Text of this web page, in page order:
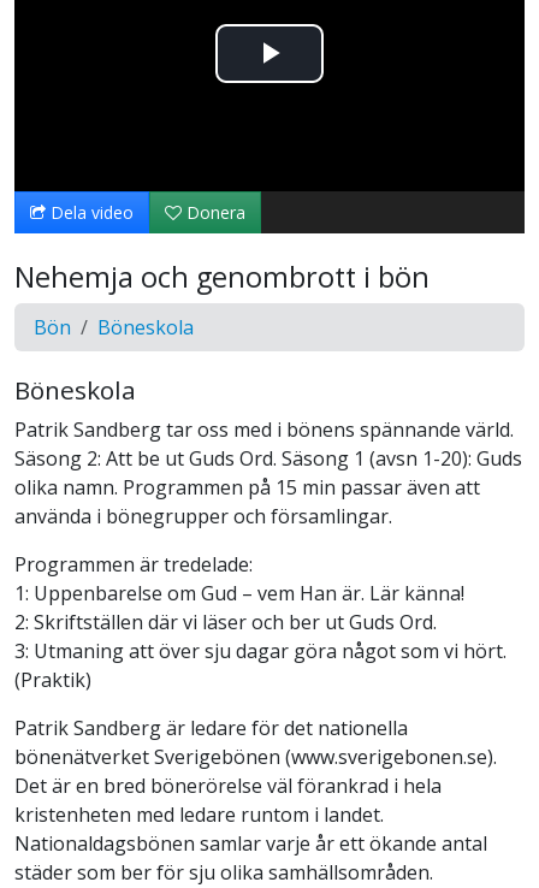
Spela
video
Dela video Donera
Nehemja och genombrott i bön
Bön Böneskola
Böneskola
Patrik Sandberg tar oss med i bönens spännande värld.
Säsong 2: Att be ut Guds Ord. Säsong 1 (avsn 1-20): Guds
olika namn. Programmen på 15 min passar även att
använda i bönegrupper och församlingar.
Programmen är tredelade:
1: Uppenbarelse om Gud – vem Han är. Lär känna!
2: Skriftställen där vi läser och ber ut Guds Ord.
3: Utmaning att över sju dagar göra något som vi hört.
(Praktik)
Patrik Sandberg är ledare för det nationella
bönenätverket Sverigebönen (www.sverigebonen.se).
Det är en bred bönerörelse väl förankrad i hela
kristenheten med ledare runtom i landet.
Nationaldagsbönen samlar varje år ett ökande antal
städer som ber för sju olika samhällsområden.